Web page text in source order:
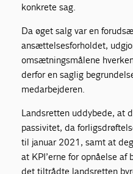
konkrete sag.
Da øget salg var en
ansættelsesforholdet,
omsætningsmålene
derfor en saglig
medarbejderen.
Landsretten uddybede, at
passivitet, da
til januar 2021, samt at
at KPI’erne for opnåelse
det tiltrådte landsretten